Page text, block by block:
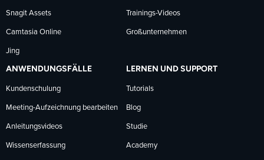
Snagit Assets
Camtasia Online
Jing
Trainings-Videos
Großunternehmen
ANWENDUNGSFÄLLE
Kundenschulung
Meeting-Aufzeichnung bearbeiten
Anleitungsvideos
Wissenserfassung
LERNEN UND SUPPORT
Tutorials
Blog
Studie
Academy